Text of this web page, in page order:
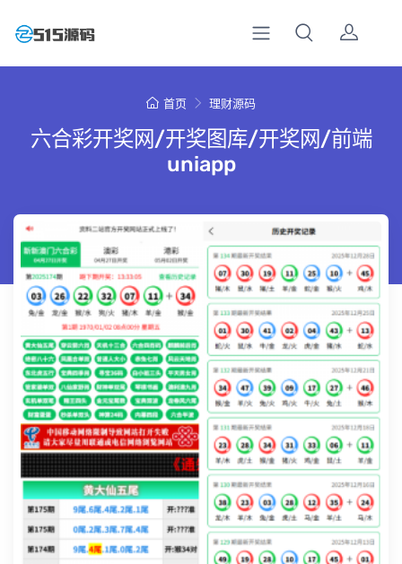
首页 理财源码
六合彩开奖网/开奖图库/开奖网/前端
uniapp